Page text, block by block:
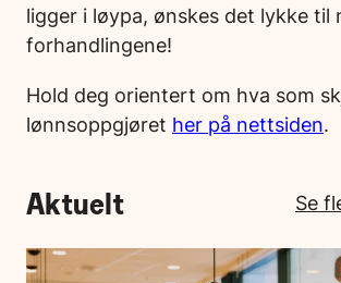
ligger i løypa, ønskes det lykke til
forhandlingene!
Hold deg orientert om hva som
lønnsoppgjøret her på nettsiden.
Aktuelt Se